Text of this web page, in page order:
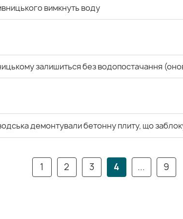
вимкнуть воду
залишиться без водопостачання
демонтували бетонну плиту, що
1 2 3 4 ... 9